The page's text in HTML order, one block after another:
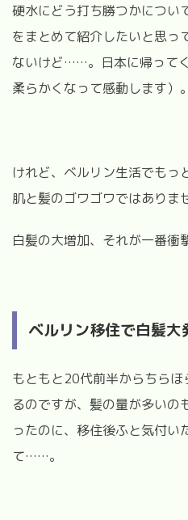
硬水にどう打ち勝つかについ
をまとめて紹介したいと思っ
ないけど……。日本に帰って
柔らかくなって感動します）。
けれど、ベルリン生活でもっ
肌と髪のゴワゴワではありま
白髪の大増加、それが一番衝
ベルリン移住で白髪大
もともと20代前半からちら
るのですが、髪の量が多いの
ったのに、移住後ふと気付い
て……。